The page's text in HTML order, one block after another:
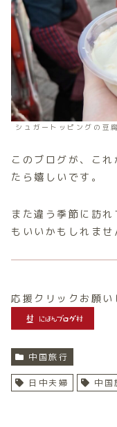
シュガートッピングの豆
このブログが、こ
たら嬉しいです。
また違う季節に訪
もいいかもしれませ
応援クリックお願い
中国旅行
日中夫婦 中国